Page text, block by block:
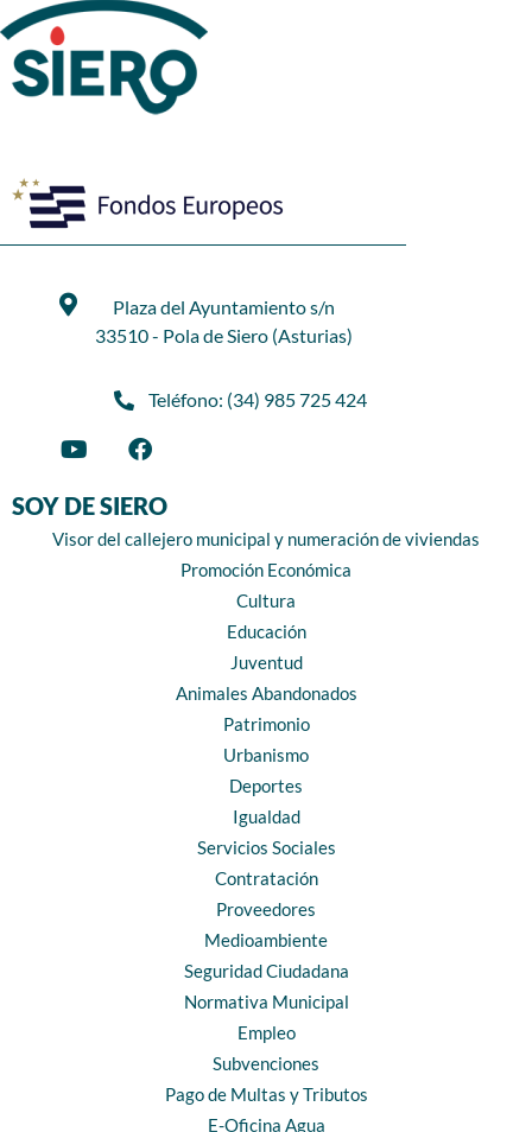
Plaza del Ayuntamiento s/n
33510 - Pola de Siero (Asturias)
Teléfono: (34) 985 725 424
SOY DE SIERO
Visor del callejero municipal y numeración de viviendas
Promoción Económica
Cultura
Educación
Juventud
Animales Abandonados
Patrimonio
Urbanismo
Deportes
Igualdad
Servicios Sociales
Contratación
Proveedores
Medioambiente
Seguridad Ciudadana
Normativa Municipal
Empleo
Subvenciones
Pago de Multas y Tributos
E-Oficina Agua